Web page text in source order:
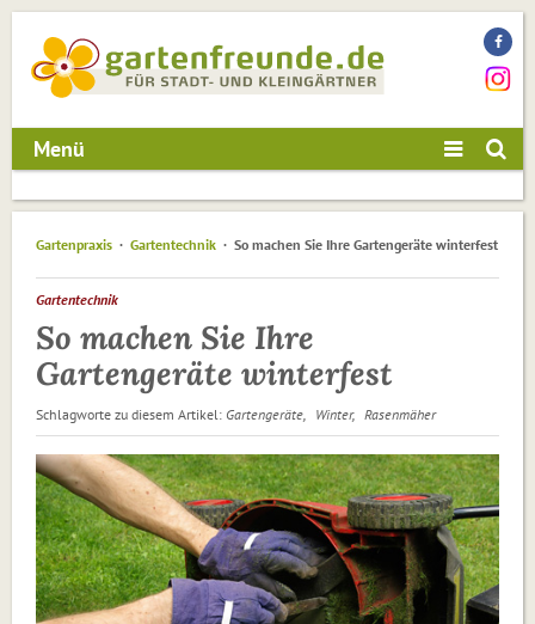
Menü
Gartenpraxis Gartentechnik So machen Sie Ihre Gartengeräte winterfest
Gartentechnik
So machen Sie Ihre
Gartengeräte winterfest
Schlagworte zu diesem Artikel: Gartengeräte Winter Rasenmäher